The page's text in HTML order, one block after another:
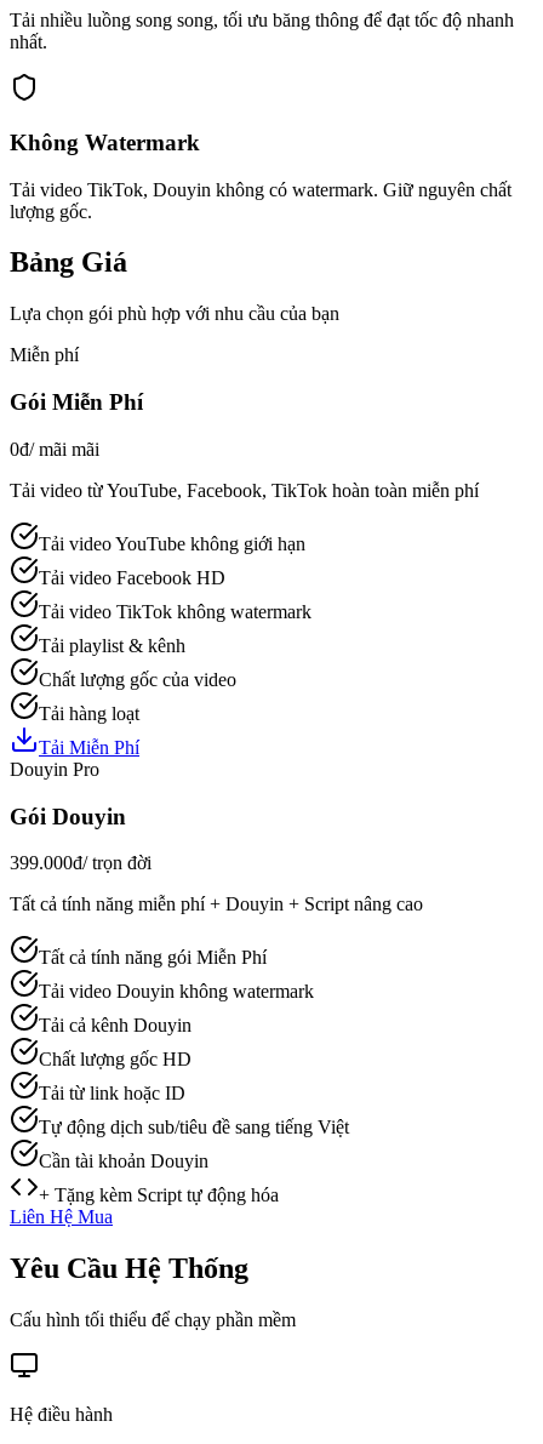
Tải nhiều luồng song song, tối ưu băng thông để đạt tốc độ nhanh
nhất.
Không Watermark
Tải video TikTok, Douyin không có watermark. Giữ nguyên chất
lượng gốc.
Bảng Giá
Lựa chọn gói phù hợp với nhu cầu của bạn
Miễn phí
Gói Miễn Phí
0đ/ mãi mãi
Tải video từ YouTube, Facebook, TikTok hoàn toàn miễn phí
Tải video YouTube không giới hạn
Tải video Facebook HD
Tải video TikTok không watermark
Tải playlist & kênh
Chất lượng gốc của video
Tải hàng loạt
Tải Miễn Phí
Douyin Pro
Gói Douyin
399.000đ/ trọn đời
Tất cả tính năng miễn phí + Douyin + Script nâng cao
Tất cả tính năng gói Miễn Phí
Tải video Douyin không watermark
Tải cả kênh Douyin
Chất lượng gốc HD
Tải từ link hoặc ID
Tự động dịch sub/tiêu đề sang tiếng Việt
Cần tài khoản Douyin
+ Tặng kèm Script tự động hóa
Liên Hệ Mua
Yêu Cầu Hệ Thống
Cấu hình tối thiểu để chạy phần mềm
Hệ điều hành